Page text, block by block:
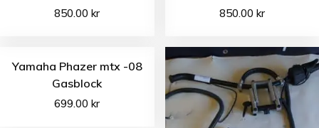
850.00kr 850.00 kr
Yamaha Phazer mtx -08
Gasblock
699.00kr